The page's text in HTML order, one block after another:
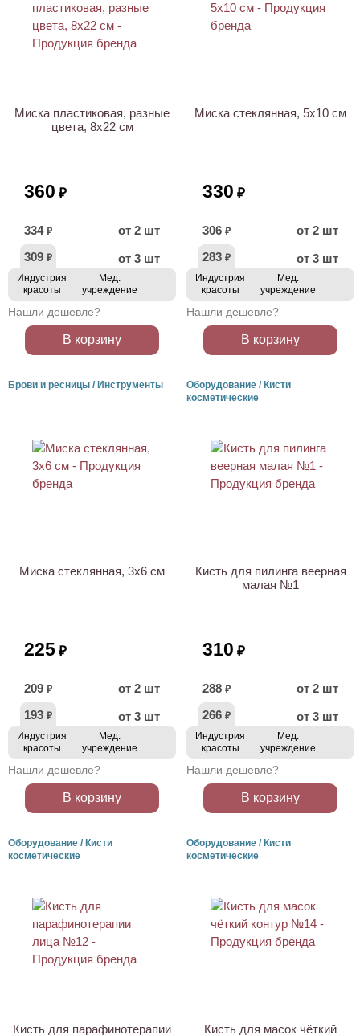
Миска пластиковая, разные
цвета, 8x22 см
360 ₽
334 ₽
от 2 шт
309 ₽ от 3 шт
Индустрия
красоты
Мед.
учреждение
Нашли дешевле?
В корзину
Миска стеклянная, 5х10 см
330 ₽
306 ₽
от 2 шт
283 ₽ от 3 шт
Индустрия
красоты
Мед.
учреждение
Нашли дешевле?
В корзину
Брови и ресницы / Инструменты
Миска стеклянная, 3х6 см
225 ₽
209 ₽
от 2 шт
193 ₽ от 3 шт
Индустрия
красоты
Мед.
учреждение
Нашли дешевле?
В корзину
Оборудование / Кисти
косметические
Кисть для пилинга веерная
малая №1
310 ₽
288 ₽
от 2 шт
266 ₽ от 3 шт
Индустрия
красоты
Мед.
учреждение
Нашли дешевле?
В корзину
Оборудование / Кисти
косметические
Кисть для парафинотерапии
Оборудование / Кисти
косметические
Кисть для масок чёткий